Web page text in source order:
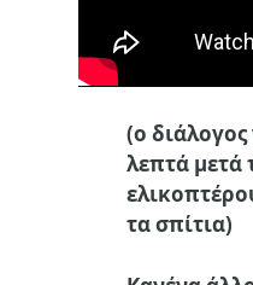
(ο διάλογος
λεπτά μετά
τα σπίτια)